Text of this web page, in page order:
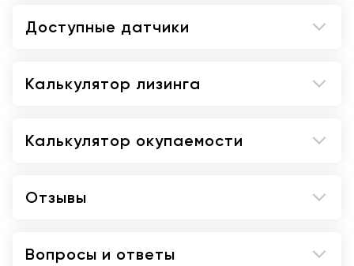
Доступные датчики
Калькулятор лизинга
Калькулятор окупаемости
Отзывы
Вопросы и ответы